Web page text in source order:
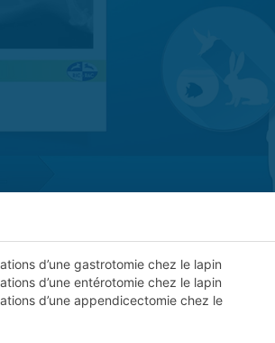
d’une gastrotomie chez le lapin
d’une entérotomie chez le lapin
d’une appendicectomie chez le